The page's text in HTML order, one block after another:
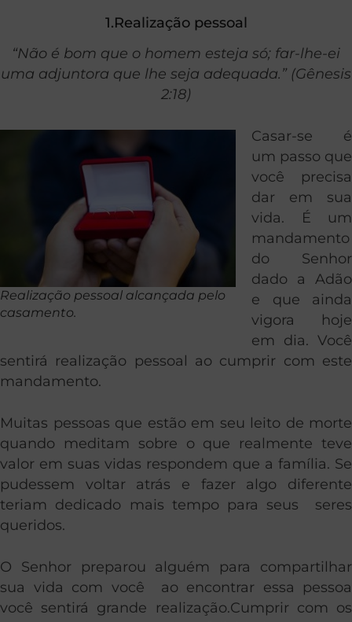
1.Realização pessoal
“Não é bom que o homem esteja só; far-lhe-ei
uma adjuntora que lhe seja adequada.” (Gênesis
2:18)
Realização pessoal alcançada pelo
casamento.
Casar-se é
um passo que
você precisa
dar em sua
vida. É um
mandamento
do Senhor
dado a Adão
e que ainda
vigora hoje
em dia. Você
sentirá realização pessoal ao cumprir com este
mandamento.
Muitas pessoas que estão em seu leito de morte
quando meditam sobre o que realmente teve
valor em suas vidas respondem que a família. Se
pudessem voltar atrás e fazer algo diferente
teriam dedicado mais tempo para seus seres
queridos.
O Senhor preparou alguém para compartilhar
sua vida com você ao encontrar essa pessoa
você sentirá grande realização.Cumprir com os